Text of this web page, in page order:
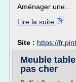
Aménager une...
Lire la suite
Site : https://
Meuble
pas cher